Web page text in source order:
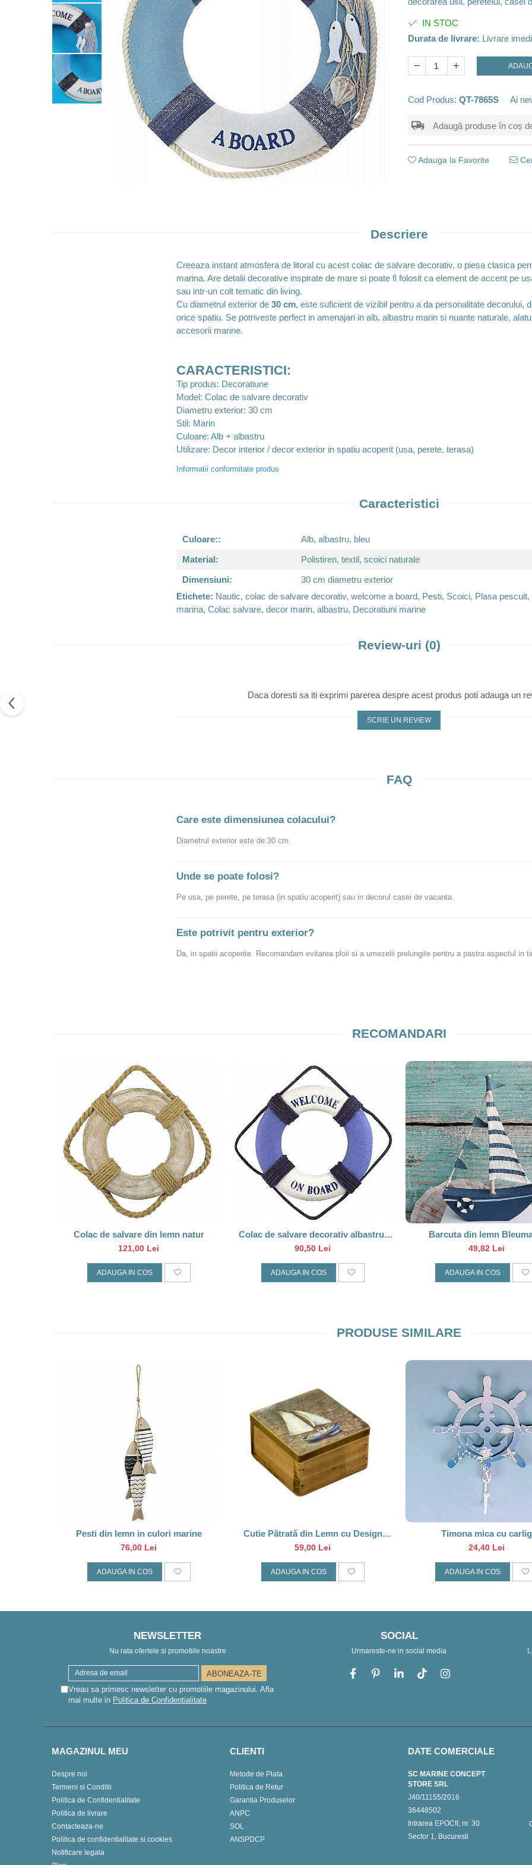
Barci, vapoare, ambarcatiuni
Decoratiuni care se agata
IN STOC
Durata de livrare: Livrare
Cod Produs: QT-7865S Ai
Adaugă produse în coș
Adauga la Favorite
Descriere
Creeaza instant atmosfera de litoral cu acest colac de salvare decorativ, o piesa clasica
marina. Are detalii decorative inspirate de mare si poate fi folosit ca element de accent pe
sau intr-un colt tematic din living.
Cu diametrul exterior de 30 cm, este suficient de vizibil pentru a da personalitate decorului,
orice spatiu. Se potriveste perfect in amenajari in alb, albastru marin si nuante naturale,
accesorii marine.
CARACTERISTICI:
Tip produs: Decoratiune
Model: Colac de salvare decorativ
Diametru exterior: 30 cm
Stil: Marin
Culoare: Alb + albastru
Utilizare: Decor interior / decor exterior in spatiu acoperit (usa, perete, terasa)
Informatii conformitate produs
Caracteristici
Culoare::
Alb, albastru, bleu
Material:
Polistiren, textil, scoici naturale
Dimensiuni:
30 cm diametru exterior
Etichete: Nautic, colac de salvare decorativ, welcome a board, Pesti, Scoici, Plasa pescuit,
marina, Colac salvare, decor marin, albastru, Decoratiuni marine
Review-uri (0)
Daca doresti sa iti exprimi parerea despre acest produs poti adauga un
SCRIE UN REVIEW
FAQ
Care este dimensiunea colacului?
Diametrul exterior este de 30 cm.
Unde se poate folosi?
Pe usa, pe perete, pe terasa (in spatiu acoperit) sau in decorul casei de vacanta.
Este potrivit pentru exterior?
Da, in spatii acoperite. Recomandam evitarea ploii si a umezelii prelungite pentru a pastra aspectul in
RECOMANDARI
Colac de salvare din lemn natur
121,00 Lei
ADAUGA IN COS
Colac de salvare decorativ albastru/
alb "Welcome on Board", 21cm
90,50 Lei
ADAUGA IN COS
Barcuta din lemn
49,82 Lei
ADAUGA IN COS
PRODUSE SIMILARE
Pesti din lemn in culori marine
76,00 Lei
ADAUGA IN COS
Cutie Pătrată din Lemn cu Design
Vapor Albastru, 9*9CM
59,00 Lei
ADAUGA IN COS
Timona mica cu carlig
24,40 Lei
ADAUGA IN COS
NEWSLETTER
Nu rata ofertele si promotiile noastre
Vreau sa primesc newsletter cu promotiile magazinului. Afla
mai multe in Politica de Confidentialitate
SOCIAL
Urmareste-ne in social media
MAGAZINUL MEU
Despre noi
Termeni si Conditii
Politica de Confidentialitate
Politica de livrare
Contacteaza-ne
Politica de confidentialitate si cookies
Notificare legala
CLIENTI
Metode de Plata
Politica de Retur
Garantia Produselor
ANPC
SOL
ANSPDCP
DATE COMERCIALE
SC MARINE CONCEPT
STORE SRL
J40/11155/2016
36448502
Intrarea EPOCII, nr. 30
Sector 1, Bucuresti